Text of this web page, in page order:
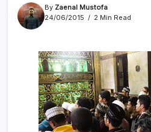
By Zaenal Mustofa
24/06/2015
2 Min Read